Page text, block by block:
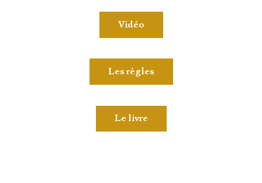
Vidéo
Les règles
Le livre